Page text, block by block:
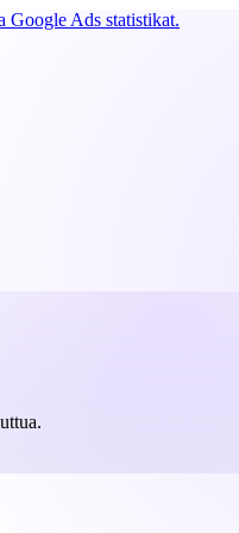
Google Ads statistikat.